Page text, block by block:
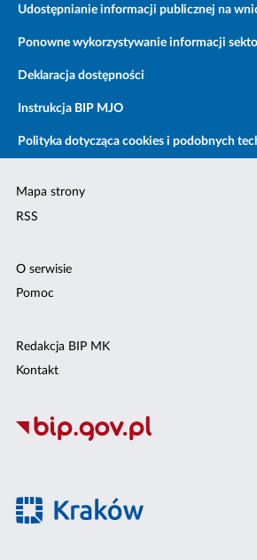
Udostępnianie informacji publicznej na
Ponowne wykorzystywanie informacji
Deklaracja dostępności
Instrukcja BIP MJO
Polityka dotycząca cookies i podobnych
Mapa strony
RSS
O serwisie
Pomoc
Redakcja BIP MK
Kontakt